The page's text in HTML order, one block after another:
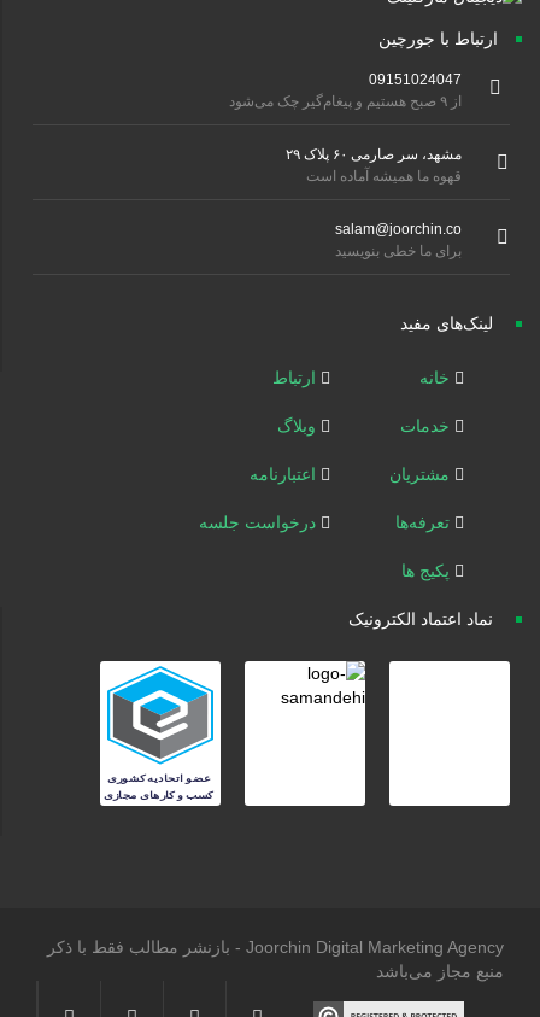
ارتباط با جورچین
09151024047
مشهد، سر صارمی ۶۰ پلاک ۲۹
قهوه ما همیشه آماده است
salam@joorchin.co
برای ما خطی بنویسید
لینک‌های مفید
خانه
خدمات
مشتریان
تعرفه‌ها
پکیج ها
ارتباط
وبلاگ
اعتبارنامه
درخواست جلسه
نماد اعتماد الکترونیک
Joorchin Digital Marketing Agency - بازنشر مطالب فقط با ذکر
منبع مجاز می‌باشد